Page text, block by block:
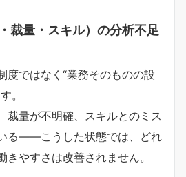
裁量・スキル）の分析不足
度ではなく“業務そのものの設
。
裁量が不明確、スキルとのミス
る——こうした状態では、どれ
きやすさは改善されません。